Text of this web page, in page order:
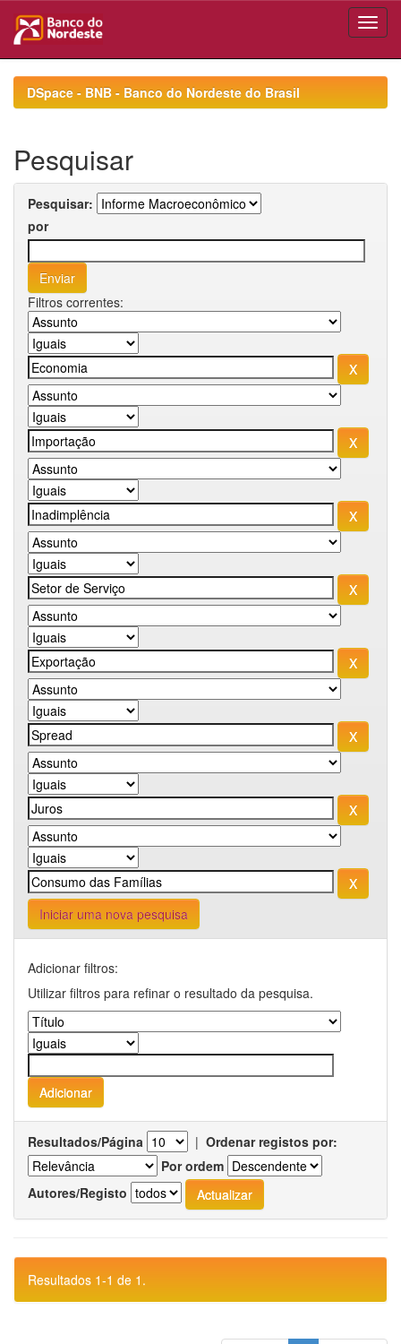
navigationDSpace - BNB - Banco do Nordeste do Brasil
Pesquisar
Pesquisar:
por
Filtros correntes:
Iniciar uma nova pesquisa
Adicionar filtros:
Utilizar filtros para refinar o resultado da pesquisa.
Resultados/Página | Ordenar registos por:
Por ordem
Autores/Registo
Resultados 1-1 de 1.